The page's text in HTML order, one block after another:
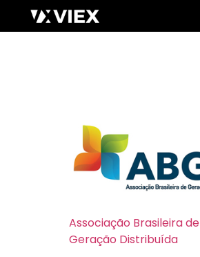
Associação Brasileira de
Geração Distribuída